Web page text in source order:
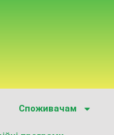
Споживачам